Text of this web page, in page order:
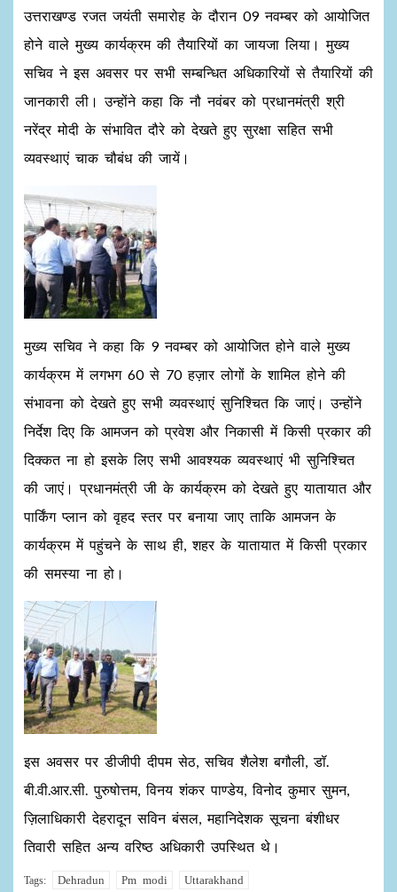
उत्तराखण्ड रजत जयंती समारोह के दौरान 09 नवम्बर को आयोजित
होने वाले मुख्य कार्यक्रम की तैयारियों का जायजा लिया। मुख्य
सचिव ने इस अवसर पर सभी सम्बन्धित अधिकारियों से तैयारियों की
जानकारी ली। उन्होंने कहा कि नौ नवंबर को प्रधानमंत्री श्री
नरेंद्र मोदी के संभावित दौरे को देखते हुए सुरक्षा सहित सभी
व्यवस्थाएं चाक चौबंध की जायें।
मुख्य सचिव ने कहा कि 9 नवम्बर को आयोजित होने वाले मुख्य
कार्यक्रम में लगभग 60 से 70 हज़ार लोगों के शामिल होने की
संभावना को देखते हुए सभी व्यवस्थाएं सुनिश्चित कि जाएं। उन्होंने
निर्देश दिए कि आमजन को प्रवेश और निकासी में किसी प्रकार की
दिक्कत ना हो इसके लिए सभी आवश्यक व्यवस्थाएं भी सुनिश्चित
की जाएं। प्रधानमंत्री जी के कार्यक्रम को देखते हुए यातायात और
पार्किंग प्लान को वृहद स्तर पर बनाया जाए ताकि आमजन के
कार्यक्रम में पहुंचने के साथ ही, शहर के यातायात में किसी प्रकार
की समस्या ना हो।
इस अवसर पर डीजीपी दीपम सेठ, सचिव शैलेश बगौली, डॉ.
बी.वी.आर.सी. पुरुषोत्तम, विनय शंकर पाण्डेय, विनोद कुमार सुमन,
ज़िलाधिकारी देहरादून सविन बंसल, महानिदेशक सूचना बंशीधर
तिवारी सहित अन्य वरिष्ठ अधिकारी उपस्थित थे।
Tags: Dehradun Pm modi Uttarakhand